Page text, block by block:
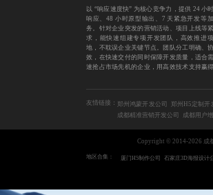
以 “响应速度快” 为核心竞争力，提供 24 小
响应、48 小时原型输出、7 天紧急开发等
务。针对企业突发的营销活动、项目上线等
求，能快速组建专项开发团队，高效推进
地，不耽误企业关键节点。团队分工明确、
效，在快速交付的同时保障开发质量，适合
速抢占市场先机的企业，用高效技术支持赢
友情链接： 郑州鸿蒙开发公司 郑州H5定制开
成都精准营销开发公司
成都用户
Copyright © 2014-2026 成
地区合集： 厦门H5制作公司 石家庄3D海报设计